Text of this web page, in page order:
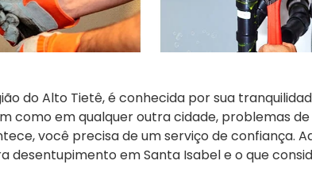
do Alto Tietê, é conhecida por sua
como em qualquer outra cidade, problemas
você precisa de um serviço de confiança.
desentupimento em Santa Isabel e o que